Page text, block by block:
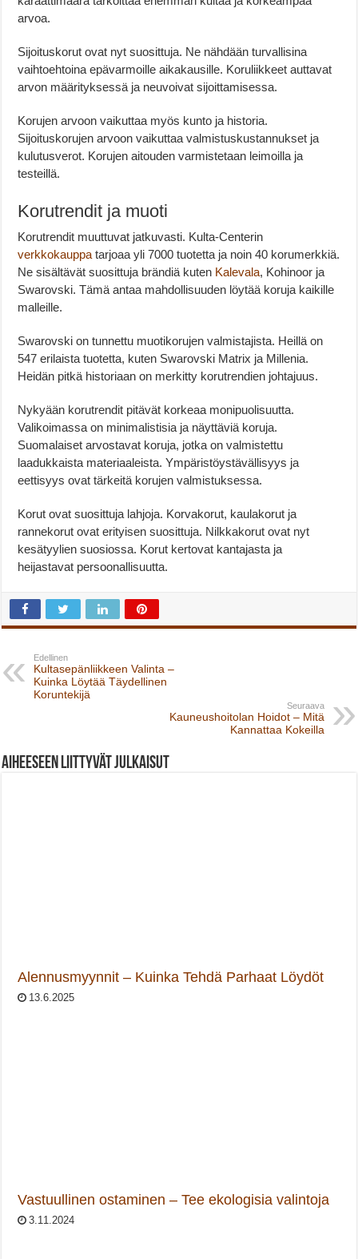
arvoa.
Sijoituskorut ovat nyt suosittuja. Ne nähdään turvallisina
vaihtoehtoina epävarmoille aikakausille. Koruliikkeet auttavat
arvon määrityksessä ja neuvoivat sijoittamisessa.
Korujen arvoon vaikuttaa myös kunto ja historia.
Sijoituskorujen arvoon vaikuttaa valmistuskustannukset ja
kulutusverot. Korujen aitouden varmistetaan leimoilla ja
testeillä.
Korutrendit ja muoti
Korutrendit muuttuvat jatkuvasti. Kulta-Centerin
verkkokauppatarjoaa yli 7000 tuotetta ja noin 40 korumerkkiä.
Ne sisältävät suosittuja brändiä kuten Kalevala, Kohinoor ja
Swarovski. Tämä antaa mahdollisuuden löytää koruja kaikille
malleille.
Swarovski on tunnettu muotikorujen valmistajista. Heillä on
547 erilaista tuotetta, kuten Swarovski Matrix ja Millenia.
Heidän pitkä historiaan on merkitty korutrendien johtajuus.
Nykyään korutrendit pitävät korkeaa monipuolisuutta.
Valikoimassa on minimalistisia ja näyttäviä koruja.
Suomalaiset arvostavat koruja, jotka on valmistettu
laadukkaista materiaaleista. Ympäristöystävällisyys ja
eettisyys ovat tärkeitä korujen valmistuksessa.
Korut ovat suosittuja lahjoja. Korvakorut, kaulakorut ja
rannekorut ovat erityisen suosittuja. Nilkkakorut ovat nyt
kesätyylien suosiossa. Korut kertovat kantajasta ja
heijastavat persoonallisuutta.
Edellinen
Kultasepänliikkeen Valinta –
Kuinka Löytää Täydellinen
Koruntekijä
Seuraava
Kauneushoitolan Hoidot – Mitä
Kannattaa Kokeilla
Aiheeseen liittyvät julkaisut
Alennusmyynnit – Kuinka Tehdä Parhaat Löydöt
13.6.2025
Vastuullinen ostaminen – Tee ekologisia valintoja
3.11.2024